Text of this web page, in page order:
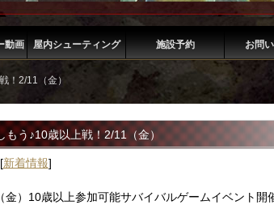
動画 屋内シューティング 施設予約 お問
！2/11（金）
もう♪10歳以上戦！2/11（金）
[新着情報]
金）10歳以上参加可能サバイバルゲームイベント開